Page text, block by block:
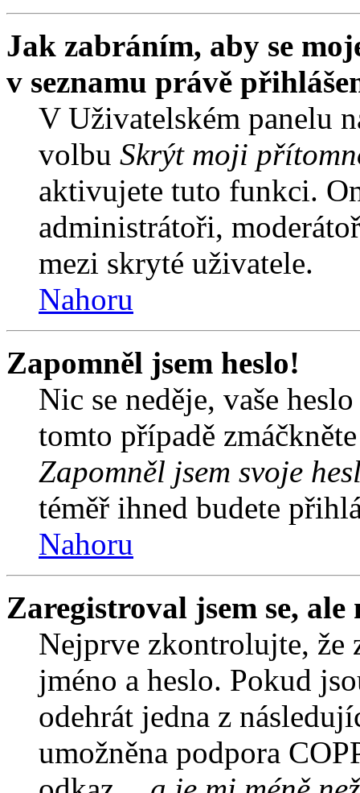
Jak zabráním, aby se
v seznamu právě
V Uživatelském panelu
volbu Skrýt moji
aktivujete tuto funkci.
administrátoři,
mezi skryté uživatele.
Nahoru
Zapomněl jsem heslo!
Nic se neděje, vaše
tomto případě
Zapomněl jsem svoje
téměř ihned budete
Nahoru
Zaregistroval jsem se,
Nejprve zkontrolujte, že
jméno a heslo. Pokud
odehrát jedna z
umožněna podpora